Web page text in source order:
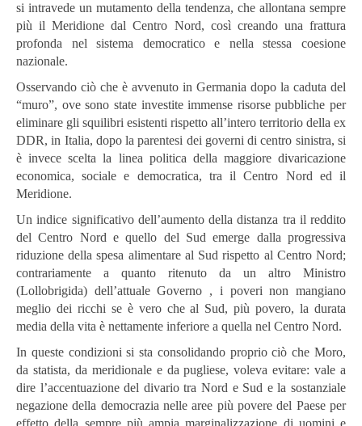
si intravede un mutamento della tendenza, che allontana sempre
più il Meridione dal Centro Nord, così creando una frattura
profonda nel sistema democratico e nella stessa coesione
nazionale.
Osservando ciò che è avvenuto in Germania dopo la caduta del
“muro”, ove sono state investite immense risorse pubbliche per
eliminare gli squilibri esistenti rispetto all’intero territorio della ex
DDR, in Italia, dopo la parentesi dei governi di centro sinistra, si
è invece scelta la linea politica della maggiore divaricazione
economica, sociale e democratica, tra il Centro Nord ed il
Meridione.
Un indice significativo dell’aumento della distanza tra il reddito
del Centro Nord e quello del Sud emerge dalla progressiva
riduzione della spesa alimentare al Sud rispetto al Centro Nord;
contrariamente a quanto ritenuto da un altro Ministro
(Lollobrigida) dell’attuale Governo , i poveri non mangiano
meglio dei ricchi se è vero che al Sud, più povero, la durata
media della vita è nettamente inferiore a quella nel Centro Nord.
In queste condizioni si sta consolidando proprio ciò che Moro,
da statista, da meridionale e da pugliese, voleva evitare: vale a
dire l’accentuazione del divario tra Nord e Sud e la sostanziale
negazione della democrazia nelle aree più povere del Paese per